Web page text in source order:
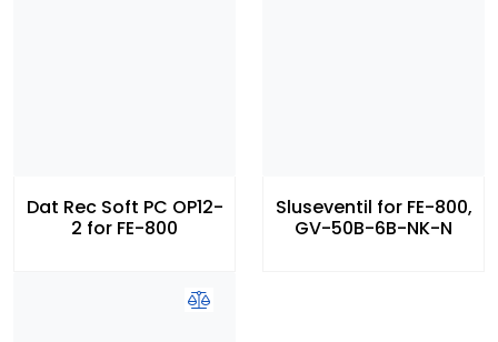
Dat Rec Soft PC OP12-
2 for FE-800
Sluseventil for FE-800,
GV-50B-6B-NK-N